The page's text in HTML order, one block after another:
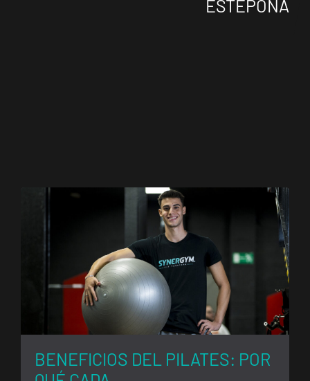
ESTEPONA
BENEFICIOS DEL PILATES: POR